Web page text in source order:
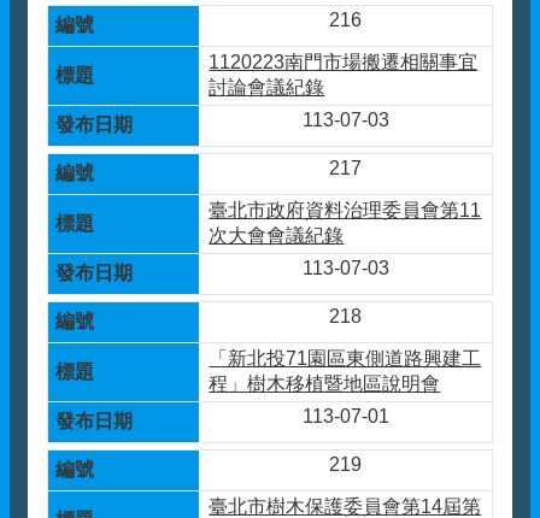
216
1120223南門市場搬遷相關事宜
討論會議紀錄
113-07-03
217
臺北市政府資料治理委員會第11
次大會會議紀錄
113-07-03
218
「新北投71園區東側道路興建工
程」樹木移植暨地區說明會
113-07-01
219
臺北市樹木保護委員會第14屆第